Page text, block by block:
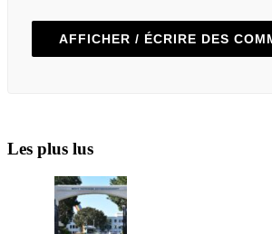
AFFICHER / ÉCRIRE DES
Les plus lus